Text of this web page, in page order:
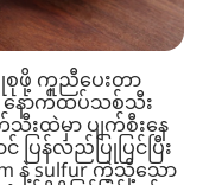
ဖို့ ကူညီပေးတာ
နောက်ထပ်သစ်သီး
သီးထဲမှာ ပျက်စီးနေ
ပြန်လည်ပြုပြင်ပြီး
နဲ့ sulfur ကဲ့သို့သော